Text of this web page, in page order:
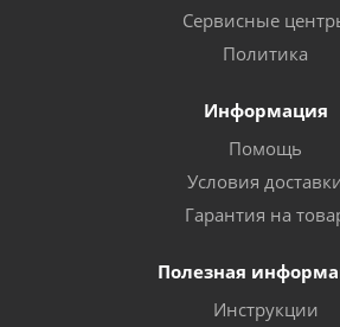
Сервисные
Политика
Информация
Помощь
Условия
Гарантия на
Полезная
Инструкции